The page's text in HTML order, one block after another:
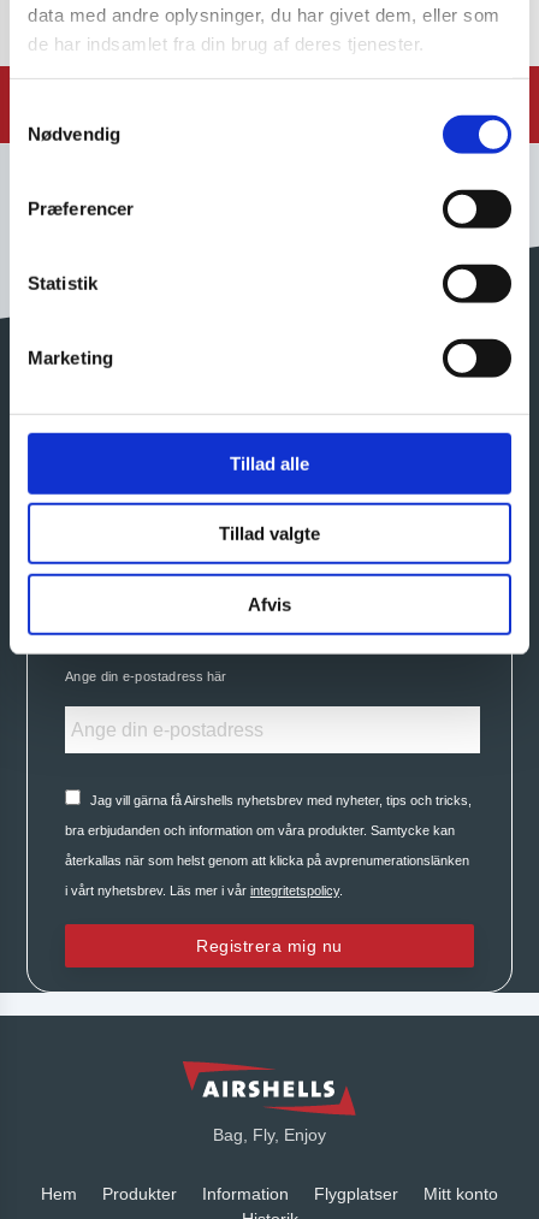
data med andre oplysninger, du har givet dem, eller som
de har indsamlet fra din brug af deres tjenester.
Nødvendig
Præferencer
Statistik
Marketing
Tillad alle
Tillad valgte
Afvis
Airshells Denmark ApS
Kronprinsessegade 46E
CVR: 29137846
Nyhetsbrev
Ange din e-postadress här
Jag vill gärna få Airshells nyhetsbrev med nyheter, tips och tricks,
bra erbjudanden och information om våra produkter. Samtycke kan
återkallas när som helst genom att klicka på avprenumerationslänken
i vårt nyhetsbrev. Läs mer i vår integritetspolicy.
Registrera mig nu
Bag, Fly, Enjoy
Hem Produkter Information Flygplatser
Mitt konto